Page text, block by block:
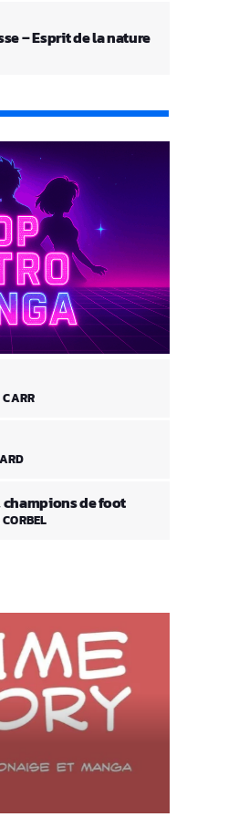
– Esprit de la nature
champions de foot